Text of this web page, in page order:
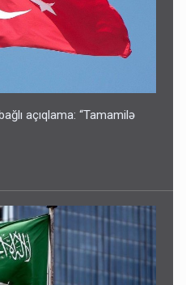
açıqlama: “Tamamilə